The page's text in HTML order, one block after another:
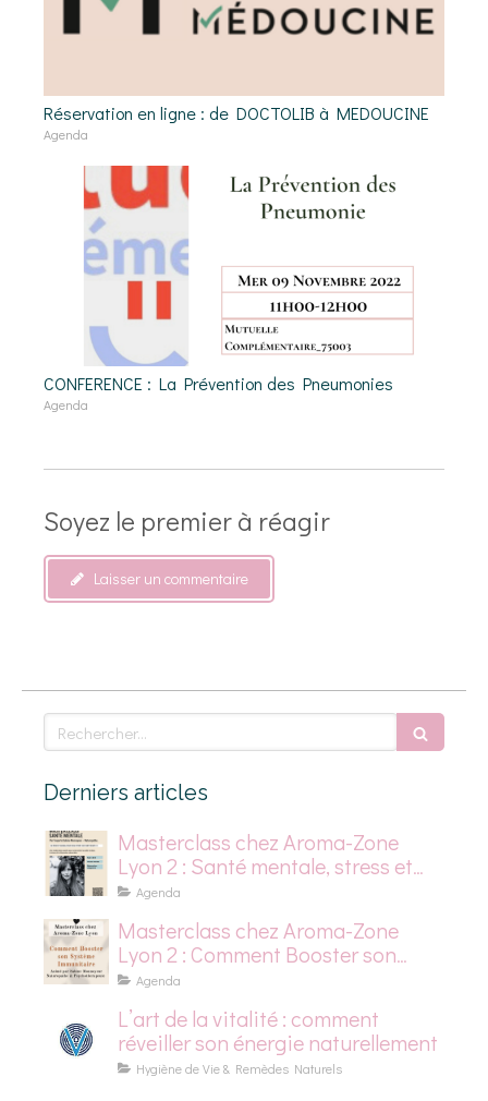
Réservation en ligne : de DOCTOLIB à MEDOUCINE
Agenda
CONFERENCE : La Prévention des Pneumonies
Agenda
Soyez le premier à réagir
Laisser un commentaire
Rechercher
Derniers articles
Masterclass chez Aroma-Zone
Lyon 2 : Santé mentale, stress et
dépression saisonnière
Agenda
Masterclass chez Aroma-Zone
Lyon 2 : Comment Booster son
Système Immunitaire
Agenda
L’art de la vitalité : comment
réveiller son énergie naturellement
Hygiène de Vie & Remèdes Naturels